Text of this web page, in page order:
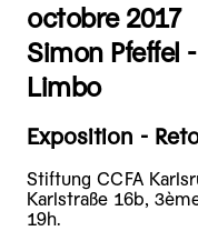
octobre 2017
Simon Pfeffel
Limbo
Exposition -
Stiftung CCFA
Karlstraße 16b,
19h.